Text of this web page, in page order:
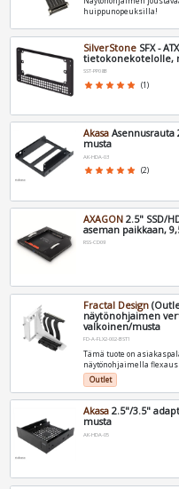
huippunopeuksilla!
SilverStone SFX -
tietokonekotelolle,
SST-PP08B
star star star star star (1)
Akasa Asennusrauta
musta
AK-HDA-03
star star star star star (2)
AXAGON 2.5" SSD/
aseman paikkaan,
RSS-CD09
Fractal Design
näytönohjaimen
valkoinen/musta
FD-A-FLX2-002-BST1
Tämä tuote on
näytönohjaimella flexaus
Outlet
Akasa 2.5"/3.5"
musta
AK-HDA-05